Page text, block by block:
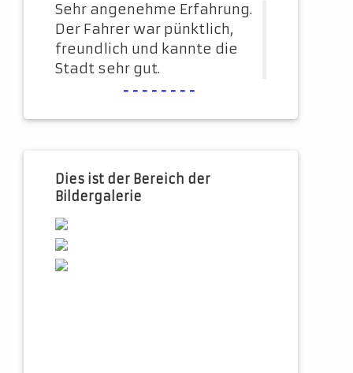
Sehr angenehme Erfahrung.
Der Fahrer war pünktlich,
freundlich und kannte die
Stadt sehr gut.
--------
Dies ist der Bereich der
Bildergalerie